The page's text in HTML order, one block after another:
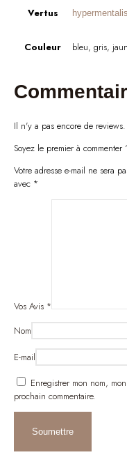
Vertus
Couleur bleu, gris,
Il n'y a pas encore de reviews.
Soyez le premier à
Votre adresse e-mail ne sera
avec *
Vos Avis *
Nom
E-mail
Enregistrer mon nom,
prochain commentaire.